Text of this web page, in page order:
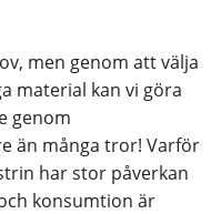
men genom att välja
material kan vi göra
genom
än många tror! Varför
har stor påverkan
konsumtion är